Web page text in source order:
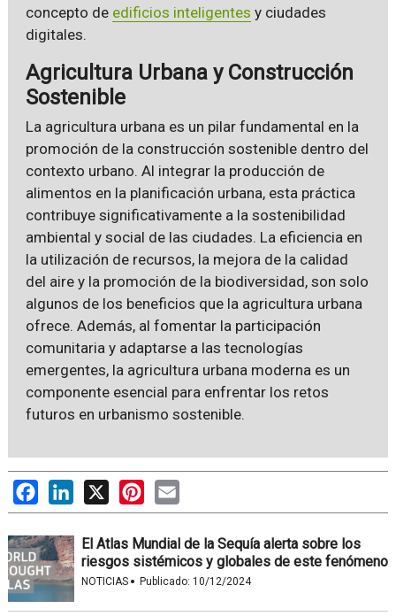
concepto de edificios inteligentes y ciudades
digitales.
Agricultura Urbana y Construcción
Sostenible
La agricultura urbana es un pilar fundamental en la
promoción de la construcción sostenible dentro del
contexto urbano. Al integrar la producción de
alimentos en la planificación urbana, esta práctica
contribuye significativamente a la sostenibilidad
ambiental y social de las ciudades. La eficiencia en
la utilización de recursos, la mejora de la calidad
del aire y la promoción de la biodiversidad, son solo
algunos de los beneficios que la agricultura urbana
ofrece. Además, al fomentar la participación
comunitaria y adaptarse a las tecnologías
emergentes, la agricultura urbana moderna es un
componente esencial para enfrentar los retos
futuros en urbanismo sostenible.
FacebookLinkedIn
X PinterestEmail
El Atlas Mundial de la Sequía alerta sobre los
riesgos sistémicos y globales de este fenómeno
NOTICIAS · Publicado: 10/12/2024